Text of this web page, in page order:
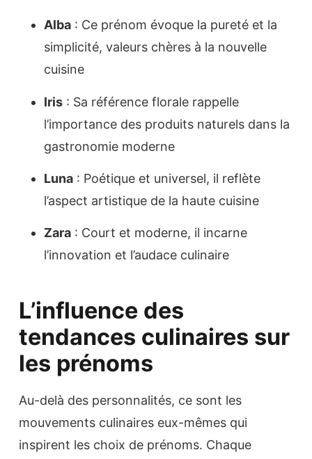
Alba : Ce prénom évoque la pureté et la
simplicité, valeurs chères à la nouvelle
cuisine
Iris : Sa référence florale rappelle
l’importance des produits naturels dans la
gastronomie moderne
Luna : Poétique et universel, il reflète
l’aspect artistique de la haute cuisine
Zara : Court et moderne, il incarne
l’innovation et l’audace culinaire
L’influence des
tendances culinaires sur
les prénoms
Au-delà des personnalités, ce sont les
mouvements culinaires eux-mêmes qui
inspirent les choix de prénoms. Chaque